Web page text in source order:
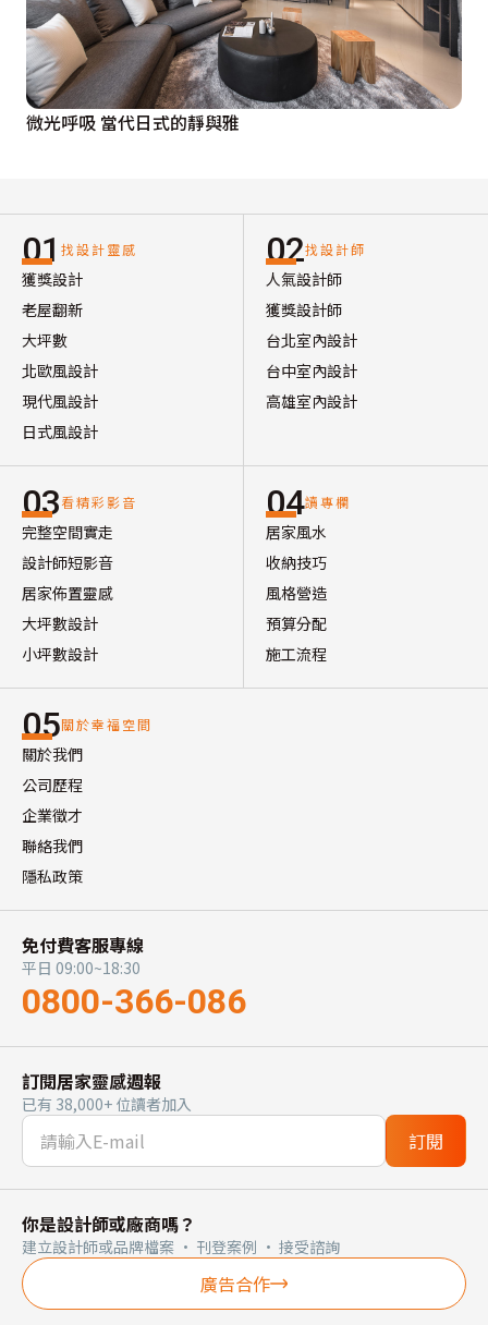
微光呼吸 當代日式的靜與雅
01 找設計靈感
獲獎設計
老屋翻新
大坪數
北歐風設計
現代風設計
日式風設計
02找設計師
人氣設計師
獲獎設計師
台北室內設計
台中室內設計
高雄室內設計
03看精彩影音
完整空間實走
設計師短影音
居家佈置靈感
大坪數設計
小坪數設計
04讀專欄
居家風水
收納技巧
風格營造
預算分配
施工流程
05關於幸福空間
關於我們
公司歷程
企業徵才
聯絡我們
隱私政策
免付費客服專線
平日 09:00~18:30
0800-366-086
訂閱居家靈感週報
已有 38,000+ 位讀者加入
訂閱
你是設計師或廠商嗎？
建立設計師或品牌檔案 · 刊登案例 · 接受諮詢
廣告合作